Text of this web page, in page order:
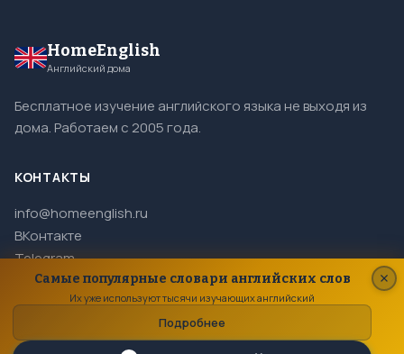
HomeEnglish
Английский дома
Бесплатное изучение английского языка не выходя из
дома. Работаем с 2005 года.
КОНТАКТЫ
info@homeenglish.ru
ВКонтакте
Telegram
© 2005–2026 HomeEnglish. Все права защищены.
Самые популярные словари английских слов
Их уже используют тысячи изучающих английский
Подробнее